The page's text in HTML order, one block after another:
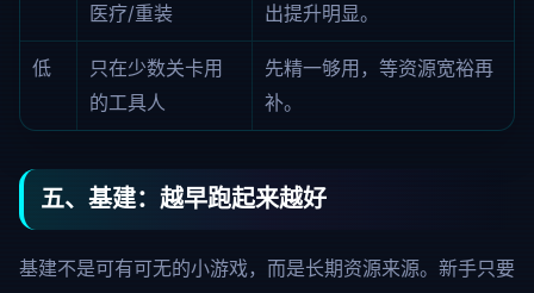
医疗/重装
出提升明显。
低
只在少数关卡用
的工具人
先精一够用，等资源宽裕再
补。
五、基建：越早跑起来越好
基建不是可有可无的小游戏，而是长期资源来源。新手只要